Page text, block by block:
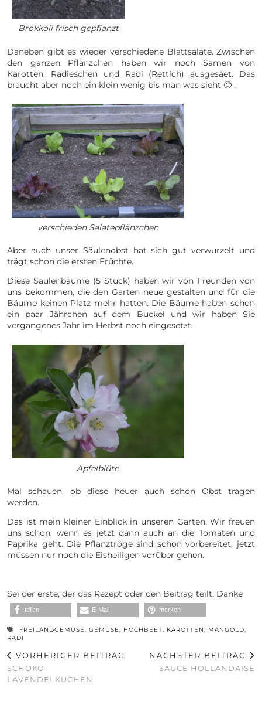
Brokkoli frisch gepflanzt
Daneben gibt es wieder verschiedene Blattsalate. Zwischen
den ganzen Pflänzchen haben wir noch Samen von
Karotten, Radieschen und Radi (Rettich) ausgesäet. Das
braucht aber noch ein klein wenig bis man was sieht 🙂 .
verschieden Salatepflänzchen
Aber auch unser Säulenobst hat sich gut verwurzelt und
trägt schon die ersten Früchte.
Diese Säulenbäume (5 Stück) haben wir von Freunden von
uns bekommen, die den Garten neue gestalten und für die
Bäume keinen Platz mehr hatten. Die Bäume haben schon
ein paar Jährchen auf dem Buckel und wir haben Sie
vergangenes Jahr im Herbst noch eingesetzt.
Apfelblüte
Mal schauen, ob diese heuer auch schon Obst tragen
werden.
Das ist mein kleiner Einblick in unseren Garten. Wir freuen
uns schon, wenn es jetzt dann auch an die Tomaten und
Paprika geht. Die Pflanztröge sind schon vorbereitet, jetzt
müssen nur noch die Eisheiligen vorüber gehen.
Sei der erste, der das Rezept oder den Beitrag teilt. Danke
teilen E-Mail merken
FREILANDGEMÜSE, GEMÜSE, HOCHBEET, KAROTTEN, MANGOLD,
RADI
VORHERIGER BEITRAG
SCHOKO-
LAVENDELKUCHEN
NÄCHSTER BEITRAG
SAUCE HOLLANDAISE